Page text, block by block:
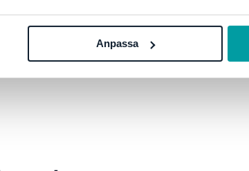
Anpassa